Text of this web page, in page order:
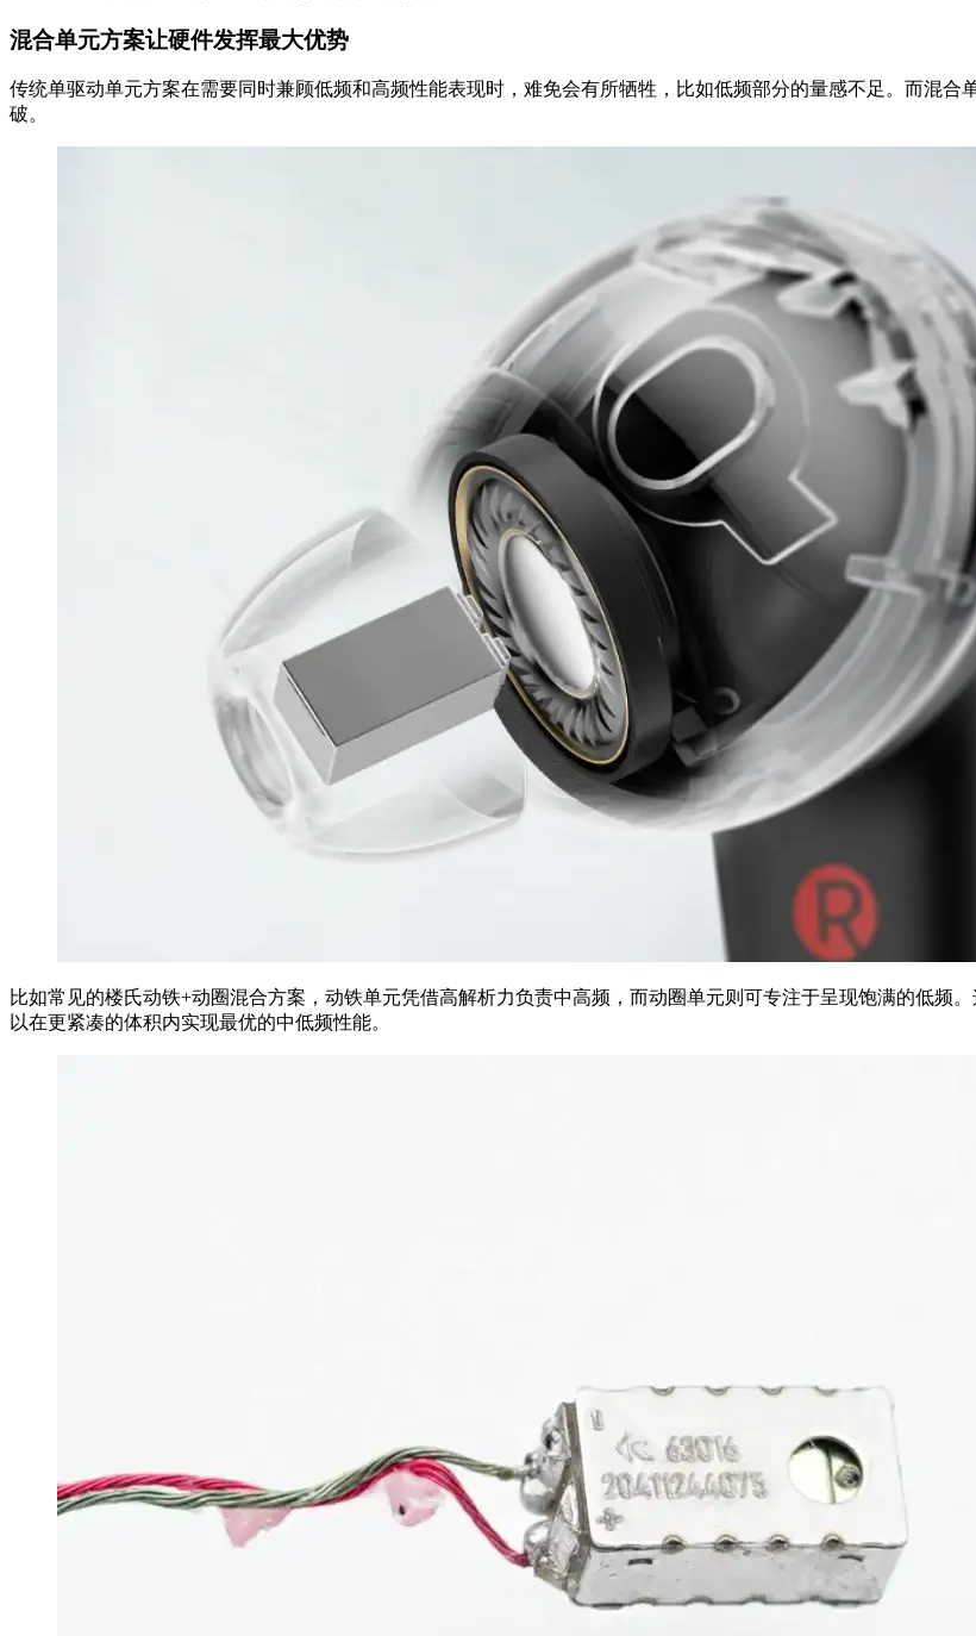
混合单元方案让硬件发挥最大优势
传统单驱动单元方案在需要同时兼顾低频和高频性能表现时，难免会有所牺牲，比如低频部分的量感不足。而混
破。
比如常见的楼氏动铁+动圈混合方案，动铁单元凭借高解析力负责中高频，而动圈单元则可专注于呈现饱满的低频
以在更紧凑的体积内实现最优的中低频性能。